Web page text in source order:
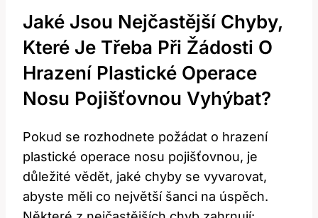
Jaké Jsou ‌nejčastější​ Chyby,
Které ​je‍ Třeba⁤ Při Žádosti O
‍hrazení Plastické Operace
Nosu Pojišťovnou Vyhýbat?
Pokud⁣ se ⁤rozhodnete požádat o hrazení
plastické operace nosu pojišťovnou, je⁤
důležité vědět, jaké chyby‌ se vyvarovat,
abyste měli‍ co největší ⁣šanci ​na úspěch.